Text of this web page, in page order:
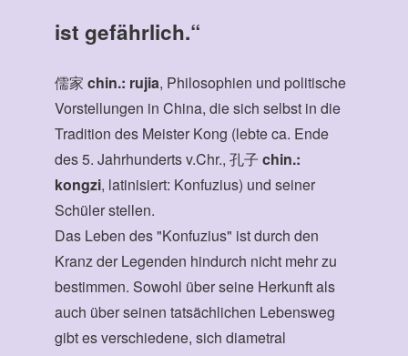
ist gefährlich.“
儒家 chin.: rujia, Philosophien und politische
Vorstellungen in China, die sich selbst in die
Tradition des Meister Kong (lebte ca. Ende
des 5. Jahrhunderts v.Chr., 孔子 chin.:
kongzi, latinisiert: Konfuzius) und seiner
Schüler stellen.
Das Leben des "Konfuzius" ist durch den
Kranz der Legenden hindurch nicht mehr zu
bestimmen. Sowohl über seine Herkunft als
auch über seinen tatsächlichen Lebensweg
gibt es verschiedene, sich diametral